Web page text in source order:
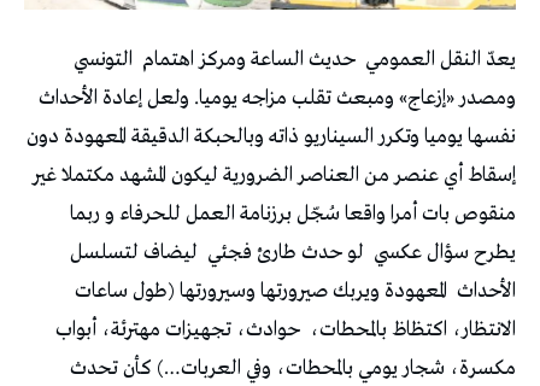
يعدّ النقل العمومي حديث الساعة ومركز اهتمام التونسي
ومصدر «إزعاج» ومبعث تقلب مزاجه يوميا. ولعل إعادة الأحداث
نفسها يوميا وتكرر السيناريو ذاته وبالحبكة الدقيقة المعهودة دون
إسقاط أي عنصر من العناصر الضرورية ليكون المشهد مكتملا غير
منقوص بات أمرا واقعا سُجّل برزنامة العمل للحرفاء و ربما
يطرح سؤال عكسي لو حدث طارئ فجئي ليضاف لتسلسل
الأحداث المعهودة ويربك صيرورتها وسيرورتها (طول ساعات
الانتظار، اكتظاظ بالمحطات، حوادث، تجهيزات مهترئة، أبواب
مكسرة، شجار يومي بالمحطات، وفي العربات…) كأن تحدث